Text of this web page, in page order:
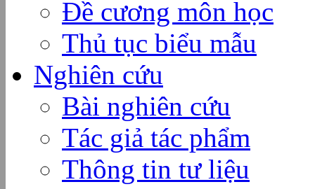
Đề cương môn học
Thủ tục biểu mẫu
Nghiên cứu
Bài nghiên cứu
Tác giả tác phẩm
Thông tin tư liệu